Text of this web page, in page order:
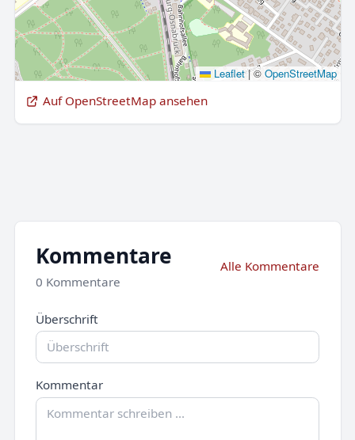
Leaflet |© OpenStreetMap
Auf OpenStreetMap ansehen
Kommentare
0 Kommentare
Alle Kommentare
Überschrift
Kommentar